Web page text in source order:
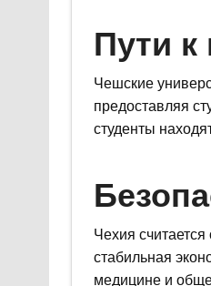
Пути
Чешские
предоставляя
студенты
Чехия
стабильная
медицине и